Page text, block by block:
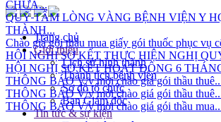
Trang chủ
Giới thiệu
Lịch sử hình thành
Thành tích bệnh viện
Sơ đồ tổ chức
Ban Giám đốc
Tin tức & sự kiện
QUỸ TẤM LÒNG VÀNG BỆNH VIỆN Y
THÀNH...
Chào giá gói thầu mua giấy gói thuốc phục vụ
HỘI NGHỊ SƠ KẾT THỰC HIỆN NGHỊ
HỘI NGHỊ SƠ KẾT HOẠT ĐỘNG 6
THÔNG BÁO V/v mời chào giá gói thầu
THÔNG BÁO V/v mời chào giá gói thầu
THÔNG BÁO V/v mời chào giá gói thầu